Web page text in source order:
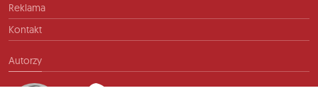
Reklama
Kontakt
Autorzy